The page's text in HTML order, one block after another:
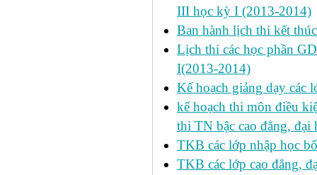
III học kỳ I (2013-2014)
Ban hành lịch thi kết
Lịch thi các học phần
I(2013-2014)
Kế hoạch giảng dạy các
kế hoạch thi môn điều
thi TN bậc cao đẳng, đại
TKB các lớp nhập học
TKB các lớp cao đẳng,